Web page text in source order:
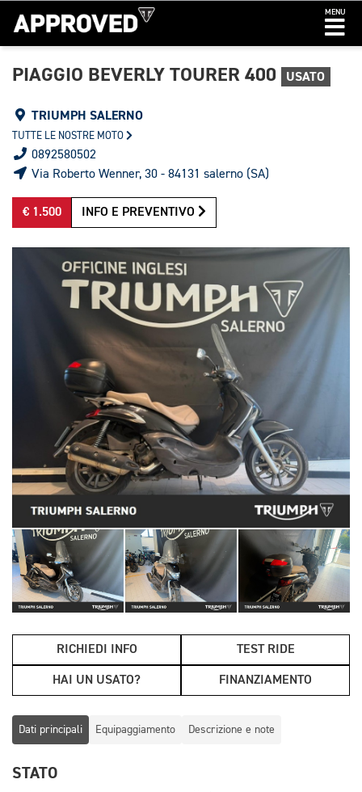
MENU
PIAGGIO BEVERLY TOURER 400 USATO
TRIUMPH SALERNO
TUTTE LE NOSTRE MOTO
0892580502
Via Roberto Wenner, 30 - 84131 salerno (SA)
€ 1.500 INFO E PREVENTIVO
RICHIEDI INFO TEST RIDE
HAI UN USATO? FINANZIAMENTO
Dati principali Equipaggiamento Descrizione e note
STATO